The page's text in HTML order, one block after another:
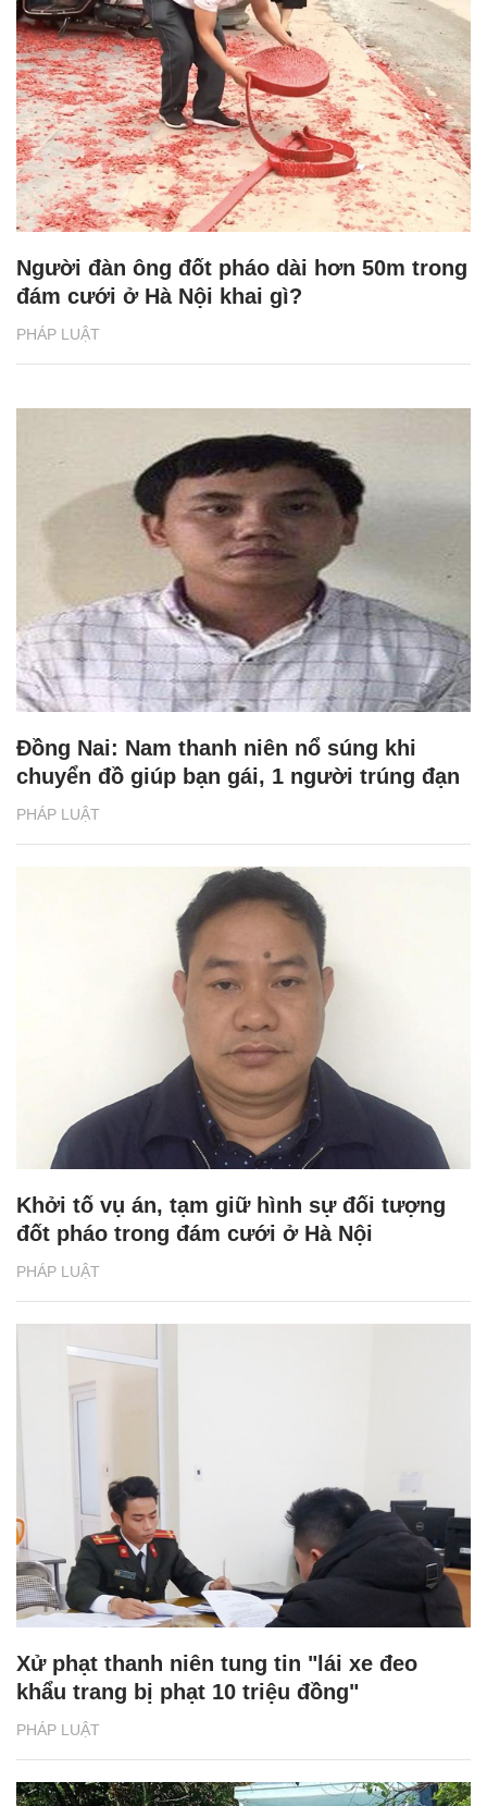
PHÁP LUẬT
Người đàn ông đốt pháo dài hơn 50m trong
đám cưới ở Hà Nội khai gì?
PHÁP LUẬT
Đồng Nai: Nam thanh niên nổ súng khi
chuyển đồ giúp bạn gái, 1 người trúng đạn
PHÁP LUẬT
Khởi tố vụ án, tạm giữ hình sự đối tượng
đốt pháo trong đám cưới ở Hà Nội
PHÁP LUẬT
Xử phạt thanh niên tung tin "lái xe đeo
khẩu trang bị phạt 10 triệu đồng"